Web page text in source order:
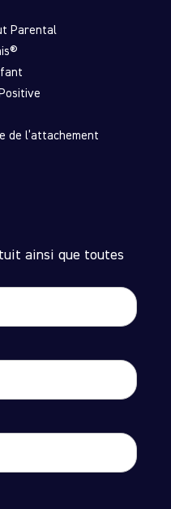
Parental
de l’attachement
ainsi que toutes